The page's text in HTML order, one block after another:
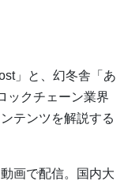
」と、幻冬舎「あ
ックチェーン業界
テンツを解説する
画で配信。国内大